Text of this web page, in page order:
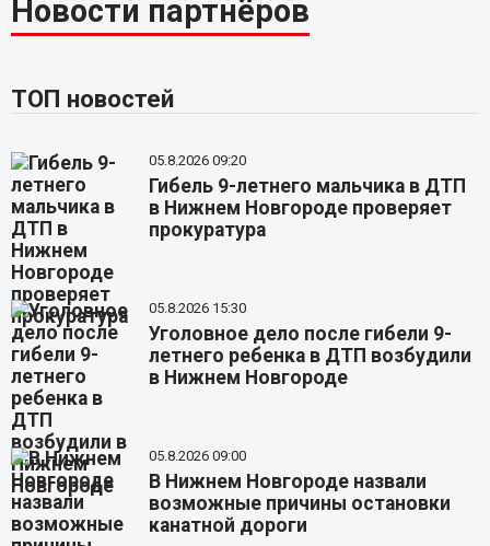
Новости партнёров
ТОП новостей
05.8.2026 09:20
Гибель 9-летнего мальчика в ДТП
в Нижнем Новгороде проверяет
прокуратура
05.8.2026 15:30
Уголовное дело после гибели 9-
летнего ребенка в ДТП возбудили
в Нижнем Новгороде
05.8.2026 09:00
В Нижнем Новгороде назвали
возможные причины остановки
канатной дороги